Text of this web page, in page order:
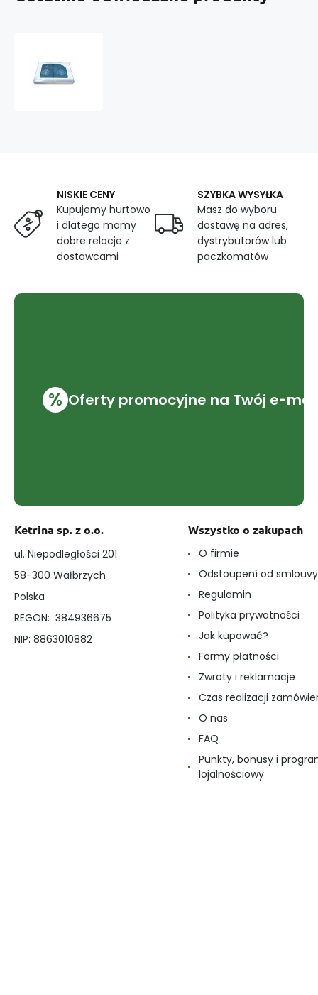
NISKIE CENY
Kupujemy hurtowo
i dlatego mamy
dobre relacje z
dostawcami
SZYBKA WYSYŁKA
Masz do wyboru
dostawę na adres,
dystrybutorów lub
paczkomatów
% Oferty promocyjne na Twój e-mail
Ketrina sp. z o.o.
ul. Niepodległości 201
58-300 Wałbrzych
Polska
REGON: 384936675
NIP: 8863010882
Wszystko o zakupach
O firmie
Odstoupení od smlouvy
Regulamin
Polityka prywatności
Jak kupować?
Formy płatności
Zwroty i reklamacje
Czas realizacji
O nas
FAQ
Punkty, bonusy i
lojalnościowy